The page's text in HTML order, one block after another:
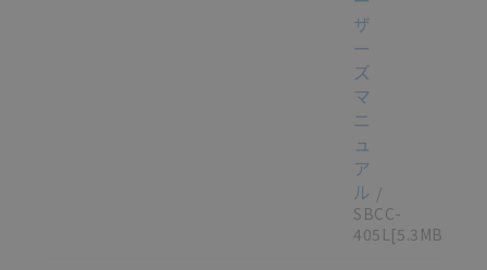
ザ
ー
ズ
マ
ニ
ュ
ア
ル /
SBCC-
405L[5.3MB]